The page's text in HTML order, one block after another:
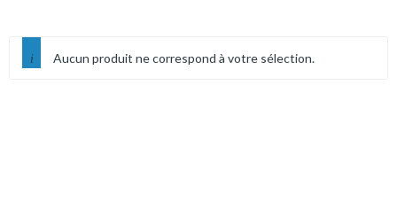
Aucun produit ne correspond à votre sélection.